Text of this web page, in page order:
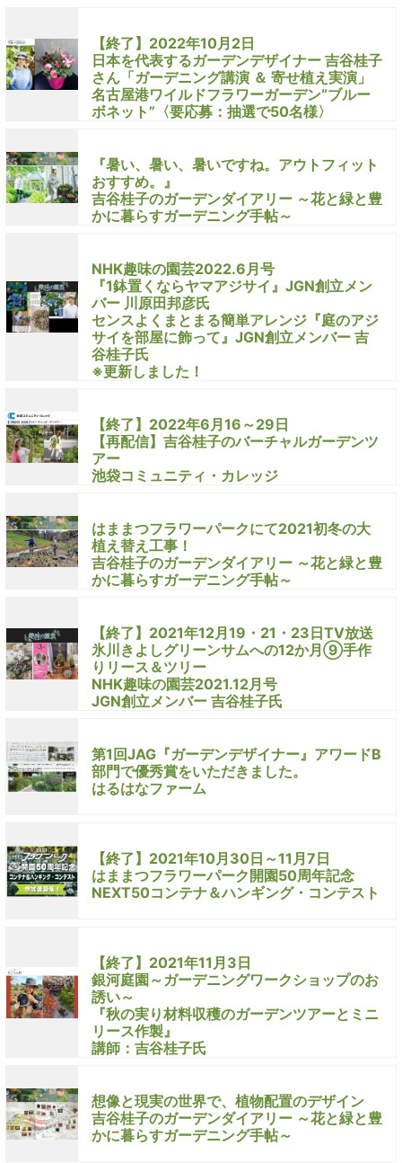
【終了】2022年10月2日
日本を代表するガーデンデザイナー 吉谷桂子
さん「ガーデニング講演 ＆ 寄せ植え実演」
名古屋港ワイルドフラワーガーデン“ブルー
ボネット”〈要応募：抽選で50名様〉
『暑い、暑い、暑いですね。アウトフィット
おすすめ。』
吉谷桂子のガーデンダイアリー ～花と緑と豊
かに暮らすガーデニング手帖～
NHK趣味の園芸2022.6月号
『1鉢置くならヤマアジサイ』JGN創立メン
バー 川原田邦彦氏
センスよくまとまる簡単アレンジ『庭のアジ
サイを部屋に飾って』JGN創立メンバー 吉
谷桂子氏
※更新しました！
【終了】2022年6月16～29日
【再配信】吉谷桂子のバーチャルガーデンツ
アー
池袋コミュニティ・カレッジ
はままつフラワーパークにて2021初冬の大
植え替え工事！
吉谷桂子のガーデンダイアリー ～花と緑と豊
かに暮らすガーデニング手帖～
【終了】2021年12月19・21・23日TV放送
氷川きよしグリーンサムへの12か月⑨手作
りリース＆ツリー
NHK趣味の園芸2021.12月号
JGN創立メンバー 吉谷桂子氏
第1回JAG『ガーデンデザイナー』アワードB
部門で優秀賞をいただきました。
はるはなファーム
【終了】2021年10月30日～11月7日
はままつフラワーパーク開園50周年記念
NEXT50コンテナ＆ハンギング・コンテスト
【終了】2021年11月3日
銀河庭園～ガーデニングワークショップのお
誘い～
『秋の実り材料収穫のガーデンツアーとミニ
リース作製』
講師：吉谷桂子氏
想像と現実の世界で、植物配置のデザイン
吉谷桂子のガーデンダイアリー ～花と緑と豊
かに暮らすガーデニング手帖～